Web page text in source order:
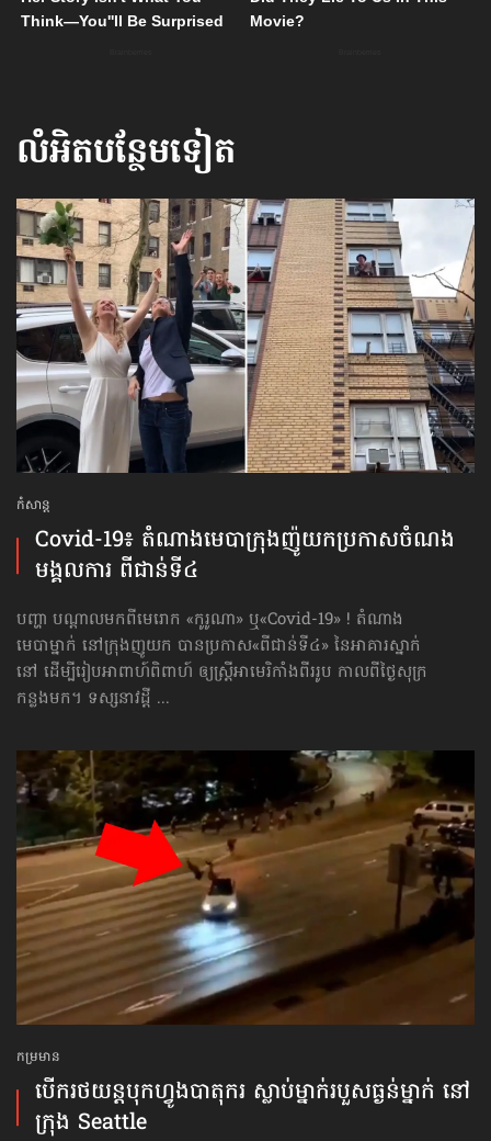
លំអិតបន្ថែមទៀត
កំសាន្ដ
Covid-19៖ តំណាងមេបា​ក្រុង​ញ៉ូយក​​ប្រកាស​ចំណង​
មង្គលការ​ ពីជាន់ទី៤
បញ្ហា បណ្ដាលមកពីមេរោក «កូរូណា» ឬ«Covid-19» ! តំណាង
មេបាម្នាក់ នៅក្រុងញូយក បានប្រកាស«ពីជាន់ទី៤» នៃអាគារស្នាក់
នៅ ដើម្បីរៀបអាពាហ៍ពិពាហ៍ ឲ្យស្ត្រីអាមេរិកាំងពីររូប កាលពីថ្ងៃសុក្រ
កន្លងមក។ ទស្សនាវដ្ដី ...
កម្រមាន
បើករថយន្ដ​​បុក​​ហ្វូង​បាតុករ ស្លាប់ម្នាក់​របួសធ្ងន់​ម្នាក់ នៅ
ក្រុង Seattle